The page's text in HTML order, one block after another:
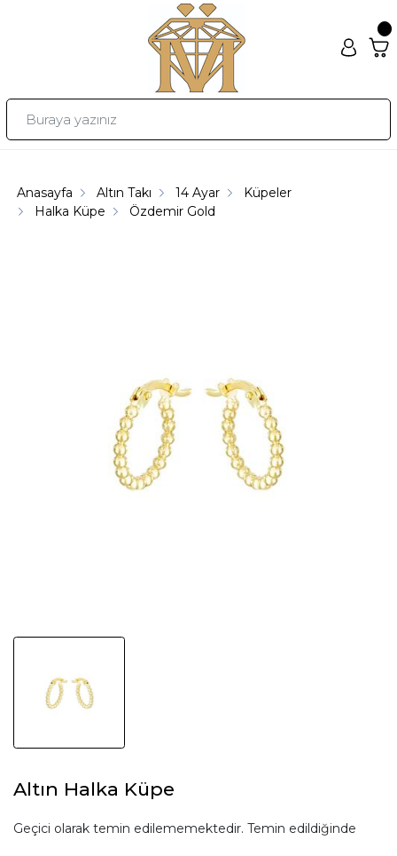
Anasayfa Altın Takı 14 Ayar
Küpeler
Halka Küpe
Özdemir Gold
Altın Halka Küpe
Geçici olarak temin edilememektedir. Temin edildiğinde